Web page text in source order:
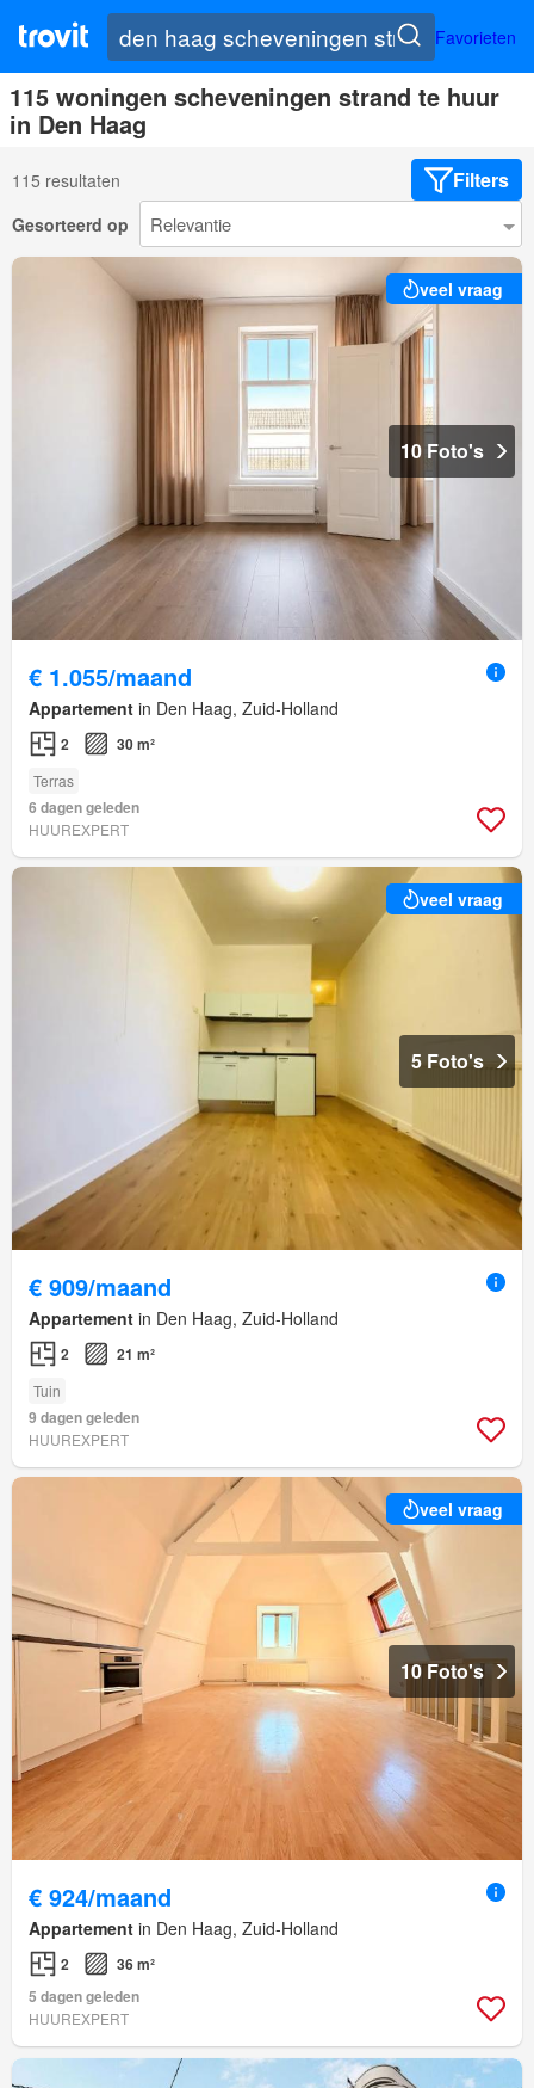
Favorieten
115 woningen scheveningen strand te huur
in Den Haag
115 resultaten Filters
Gesorteerd op
veel vraag
10 Foto's
€ 1.055/maand
Appartement in Den Haag, Zuid-Holland
2 30 m²
Terras
6 dagen geleden
HUUREXPERT
veel vraag
5 Foto's
€ 909/maand
Appartement in Den Haag, Zuid-Holland
2 21 m²
Tuin
9 dagen geleden
HUUREXPERT
veel vraag
10 Foto's
€ 924/maand
Appartement in Den Haag, Zuid-Holland
2
36 m²
5 dagen geleden
HUUREXPERT